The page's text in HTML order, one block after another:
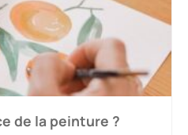
de la peinture ?